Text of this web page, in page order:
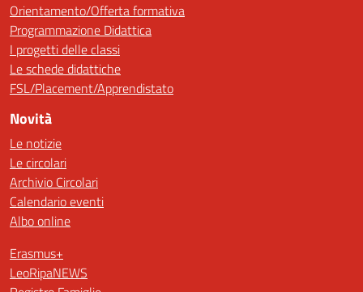
Orientamento/Offerta formativa
Programmazione Didattica
I progetti delle classi
Le schede didattiche
FSL/Placement/Apprendistato
Novità
Le notizie
Le circolari
Archivio Circolari
Calendario eventi
Albo online
Erasmus+
LeoRipaNEWS